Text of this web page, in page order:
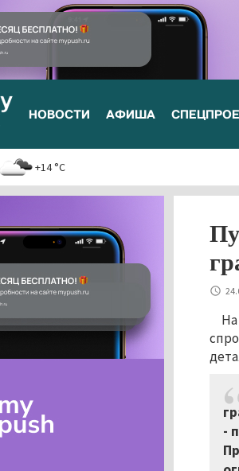
НОВОСТИ АФИША
+14 °C
-